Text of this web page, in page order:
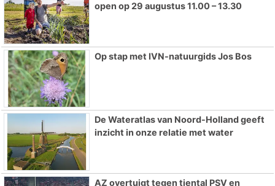
open op 29 augustus 11.00 – 13.30
Op stap met IVN-natuurgids Jos Bos
De Wateratlas van Noord-Holland geeft
inzicht in onze relatie met water
AZ overtuigt tegen tiental PSV en